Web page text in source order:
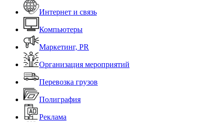
Интернет и связь
Компьютеры
Маркетинг, PR
Организация мероприятий
Перевозка грузов
Полиграфия
Реклама